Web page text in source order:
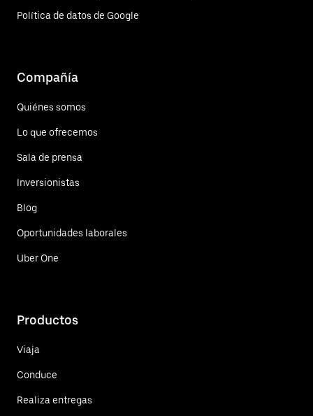
Política de datos de Google
Compañía
Quiénes somos
Lo que ofrecemos
Sala de prensa
Inversionistas
Blog
Oportunidades laborales
Uber One
Productos
Viaja
Conduce
Realiza entregas